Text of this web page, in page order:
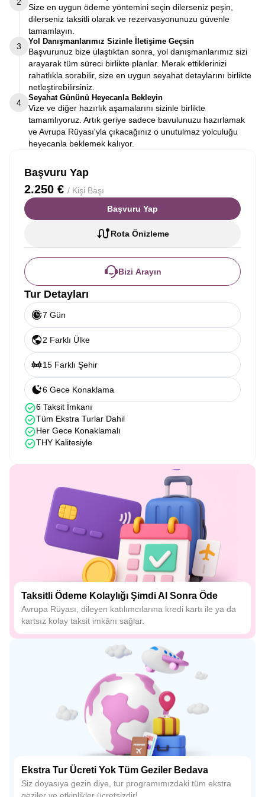
Size en uygun ödeme yöntemini seçin dilerseniz peşin,
dilerseniz taksitli olarak ve rezervasyonunuzu güvenle
tamamlayın.
3
Yol Danışmanlarımız Sizinle İletişime Geçsin
Başvurunuz bize ulaştıktan sonra, yol danışmanlarımız sizi
arayarak tüm süreci birlikte planlar. Merak ettiklerinizi
rahatlıkla sorabilir, size en uygun seyahat detaylarını birlikte
netleştirebilirsiniz.
4
Seyahat Gününü Heyecanla Bekleyin
Vize ve diğer hazırlık aşamalarını sizinle birlikte
tamamlıyoruz. Artık geriye sadece bavulunuzu hazırlamak
ve Avrupa Rüyası'yla çıkacağınız o unutulmaz yolculuğu
heyecanla beklemek kalıyor.
Başvuru Yap
2.250 € / Kişi Başı
Başvuru Yap
Rota Önizleme
Bizi Arayın
Tur Detayları
7 Gün
2 Farklı Ülke
15 Farklı Şehir
6 Gece Konaklama
6 Taksit İmkanı
Tüm Ekstra Turlar Dahil
Her Gece Konaklamalı
THY Kalitesiyle
Taksitli Ödeme Kolaylığı Şimdi Al Sonra Öde
Avrupa Rüyası, dileyen katılımcılarına kredi kartı ile ya da
kartsız kolay taksit imkânı sağlar.
Ekstra Tur Ücreti Yok Tüm Geziler Bedava
Siz doyasıya gezin diye, tur programımızdaki tüm ekstra